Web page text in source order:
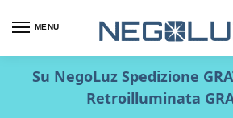
MENU
Su NegoLuz Spedizione
Retroilluminata